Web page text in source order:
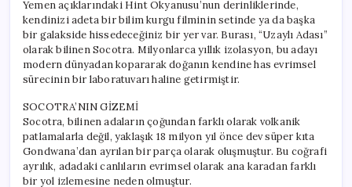
Yemen açıklarındaki Hint Okyanusu’nun derinliklerinde,
kendinizi adeta bir bilim kurgu filminin setinde ya da başka
bir galakside hissedeceğiniz bir yer var. Burası, “Uzaylı Adası”
olarak bilinen Socotra. Milyonlarca yıllık izolasyon, bu adayı
modern dünyadan kopararak doğanın kendine has evrimsel
sürecinin bir laboratuvarı haline getirmiştir.
SOCOTRA’NIN GİZEMİ
Socotra, bilinen adaların çoğundan farklı olarak volkanik
patlamalarla değil, yaklaşık 18 milyon yıl önce dev süper kıta
Gondwana’dan ayrılan bir parça olarak oluşmuştur. Bu coğrafi
ayrılık, adadaki canlıların evrimsel olarak ana karadan farklı
bir yol izlemesine neden olmuştur.